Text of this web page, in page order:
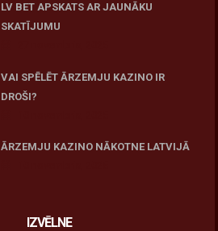
LV BET APSKATS AR JAUNĀKU
SKATĪJUMU
VAI SPĒLĒT ĀRZEMJU KAZINO IR
DROŠI?
ĀRZEMJU KAZINO NĀKOTNE LATVIJĀ
IZVĒLNE